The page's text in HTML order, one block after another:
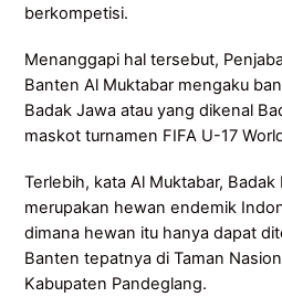
berkompetisi.
Menanggapi hal tersebut,
Banten Al Muktabar mengaku
Badak Jawa atau yang dikenal
maskot turnamen FIFA U-17
Terlebih, kata Al Muktabar,
merupakan hewan endemik
dimana hewan itu hanya dapat
Banten tepatnya di Taman
Kabupaten Pandeglang.